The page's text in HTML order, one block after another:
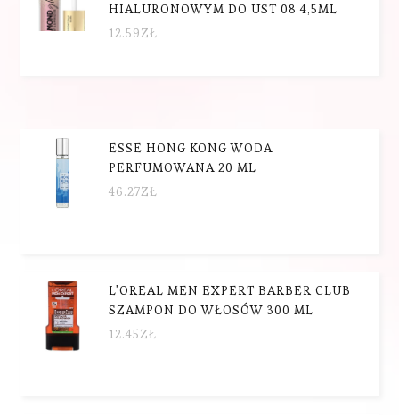
HIALURONOWYM DO UST 08 4,5ML
12.59ZŁ
ESSE HONG KONG WODA
PERFUMOWANA 20 ML
46.27ZŁ
L'OREAL MEN EXPERT BARBER CLUB
SZAMPON DO WŁOSÓW 300 ML
12.45ZŁ